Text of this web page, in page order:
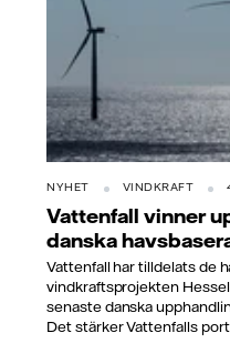
NYHET VINDKRAFT
Vattenfall vinner
danska
Vattenfall har tilldelats de
vindkraftsprojekten
senaste danska
Det stärker Vattenfalls